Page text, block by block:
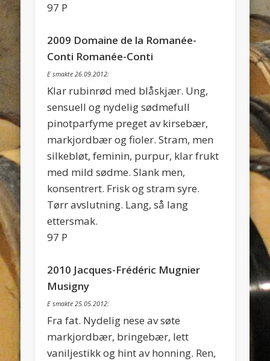
97 P
2009 Domaine de la Romanée-
Conti Romanée-Conti
E smakte 26.09.2012:
Klar rubinrød med blåskjær. Ung,
sensuell og nydelig sødmefull
pinotparfyme preget av kirsebær,
markjordbær og fioler. Stram, men
silkebløt, feminin, purpur, klar frukt
med mild sødme. Slank men,
konsentrert. Frisk og stram syre.
Tørr avslutning. Lang, så lang
ettersmak.
97 P
2010 Jacques-Frédéric Mugnier
Musigny
E smakte 25.05.2012:
Fra fat. Nydelig nese av søte
markjordbær, bringebær, lett
vaniljestikk og hint av honning. Ren,